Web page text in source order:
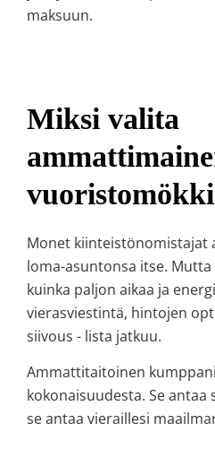
maksuun.
Miksi valita
Monet kiinteistönomistajat
loma-asuntonsa itse.
kuinka paljon aikaa ja
vierasviestintä, hintojen
siivous - lista jatkuu.
Ammattitaitoinen
kokonaisuudesta. Se antaa
se antaa vieraillesi